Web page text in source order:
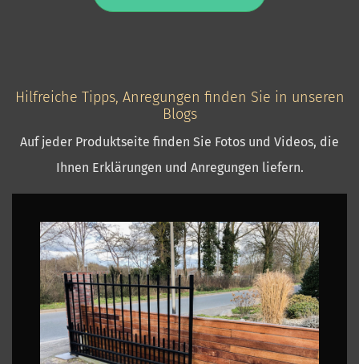
Hilfreiche Tipps, Anregungen finden Sie in unseren
Blogs
Auf jeder Produktseite finden Sie Fotos und Videos, die
Ihnen Erklärungen und Anregungen liefern.